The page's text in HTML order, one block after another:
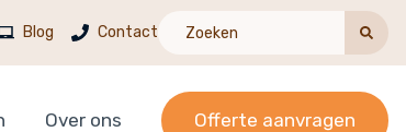
Blog Contact
Over ons Offerte aanvragen